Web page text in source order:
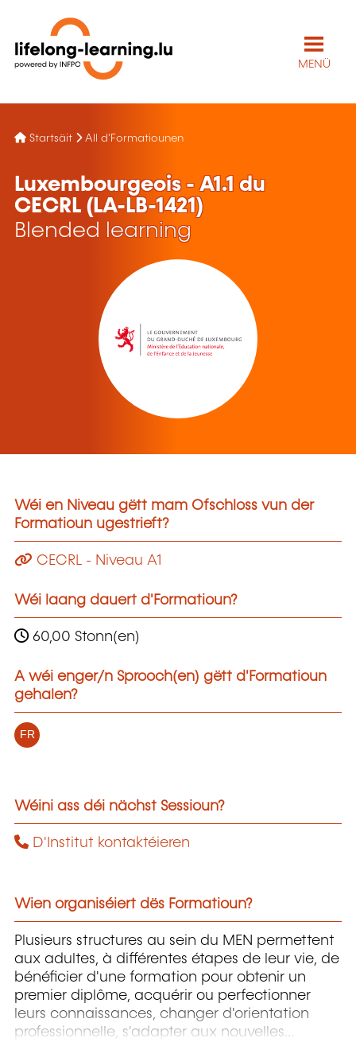
MENÜ
Startsäit All d'Formatiounen
Luxembourgeois - A1.1 du
CECRL (LA-LB-1421)
Blended learning
Wéi en Niveau gëtt mam Ofschloss vun der
Formatioun ugestrieft?
CECRL - Niveau A1
Wéi laang dauert d'Formatioun?
60,00 Stonn(en)
A wéi enger/n Sprooch(en) gëtt d'Formatioun
gehalen?
FR
Wéini ass déi nächst Sessioun?
D'Institut kontaktéieren
Wien organiséiert dës Formatioun?
Plusieurs structures au sein du MEN permettent
aux adultes, à différentes étapes de leur vie, de
bénéficier d'une formation pour obtenir un
premier diplôme, acquérir ou perfectionner
leurs connaissances, changer d'orientation
professionnelle, s'adapter aux nouvelles